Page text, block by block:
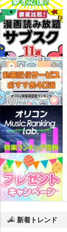
新着トレンド